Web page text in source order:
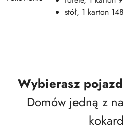
stół, 1 karton
Wybierasz
Domów jedną z